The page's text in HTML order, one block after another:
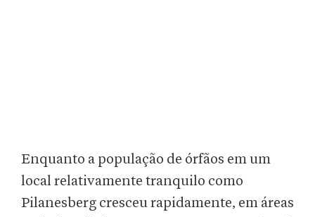
Enquanto a população de órfãos em um
local relativamente tranquilo como
Pilanesberg cresceu rapidamente, em áreas